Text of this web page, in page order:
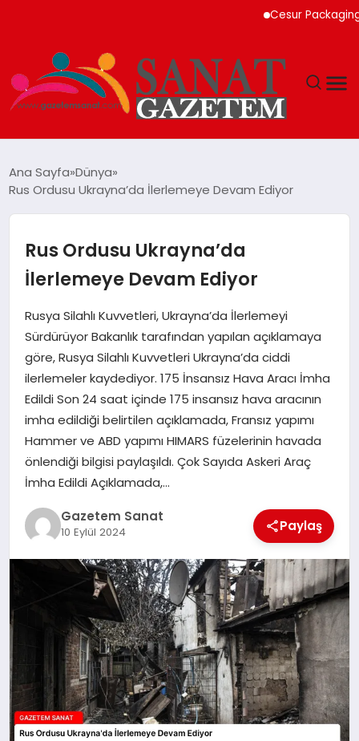
Cesur Packaging,
SIYASET
SPOR
YAŞAM
EKONOMI
SAĞLIK
DÜNYA
EĞITIM
Ana Sayfa Dünya
Rus Ordusu Ukrayna’da İlerlemeye Devam Ediyor
Rus Ordusu Ukrayna’da
İlerlemeye Devam Ediyor
Rusya Silahlı Kuvvetleri, Ukrayna’da İlerlemeyi
Sürdürüyor Bakanlık tarafından yapılan açıklamaya
göre, Rusya Silahlı Kuvvetleri Ukrayna’da ciddi
ilerlemeler kaydediyor. 175 İnsansız Hava Aracı İmha
Edildi Son 24 saat içinde 175 insansız hava aracının
imha edildiği belirtilen açıklamada, Fransız yapımı
Hammer ve ABD yapımı HIMARS füzelerinin havada
önlendiği bilgisi paylaşıldı. Çok Sayıda Askeri Araç
İmha Edildi Açıklamada,…
Gazetem Sanat
10 Eylül 2024 Paylaş